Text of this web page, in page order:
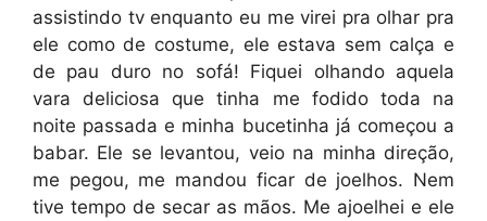
assistindo tv enquanto eu me virei pra olhar pra
ele como de costume, ele estava sem calça e
de pau duro no sofá! Fiquei olhando aquela
vara deliciosa que tinha me fodido toda na
noite passada e minha bucetinha já começou a
babar. Ele se levantou, veio na minha direção,
me pegou, me mandou ficar de joelhos. Nem
tive tempo de secar as mãos. Me ajoelhei e ele